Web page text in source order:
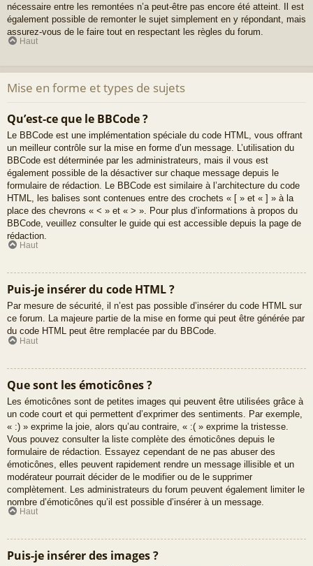
nécessaire entre les remontées n’a peut-être pas encore été atteint. Il est
également possible de remonter le sujet simplement en y répondant, mais
assurez-vous de le faire tout en respectant les règles du forum.
Haut
Mise en forme et types de sujets
Qu’est-ce que le BBCode ?
Le BBCode est une implémentation spéciale du code HTML, vous offrant
un meilleur contrôle sur la mise en forme d’un message. L’utilisation du
BBCode est déterminée par les administrateurs, mais il vous est
également possible de la désactiver sur chaque message depuis le
formulaire de rédaction. Le BBCode est similaire à l’architecture du code
HTML, les balises sont contenues entre des crochets « [ » et « ] » à la
place des chevrons « < » et « > ». Pour plus d’informations à propos du
BBCode, veuillez consulter le guide qui est accessible depuis la page de
rédaction.
Haut
Puis-je insérer du code HTML ?
Par mesure de sécurité, il n’est pas possible d’insérer du code HTML sur
ce forum. La majeure partie de la mise en forme qui peut être générée par
du code HTML peut être remplacée par du BBCode.
Haut
Que sont les émoticônes ?
Les émoticônes sont de petites images qui peuvent être utilisées grâce à
un code court et qui permettent d’exprimer des sentiments. Par exemple,
« :) » exprime la joie, alors qu’au contraire, « :( » exprime la tristesse.
Vous pouvez consulter la liste complète des émoticônes depuis le
formulaire de rédaction. Essayez cependant de ne pas abuser des
émoticônes, elles peuvent rapidement rendre un message illisible et un
modérateur pourrait décider de le modifier ou de le supprimer
complètement. Les administrateurs du forum peuvent également limiter le
nombre d’émoticônes qu’il est possible d’insérer à un message.
Haut
Puis-je insérer des images ?